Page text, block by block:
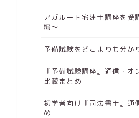
アガルート宅建士講座を受
編～
予備試験をどこよりも分か
『予備試験講座』通信・
比較まとめ
初学者向け『司法書士』通
め